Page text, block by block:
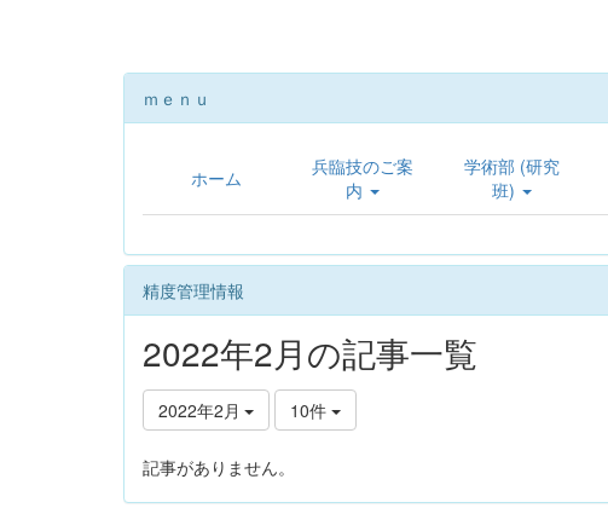
ｍｅｎｕ
ホーム
兵臨技のご案
内
学術部 (研究
班)
精度管理情報
2022年2月の記事一覧
2022年2月 10件
記事がありません。